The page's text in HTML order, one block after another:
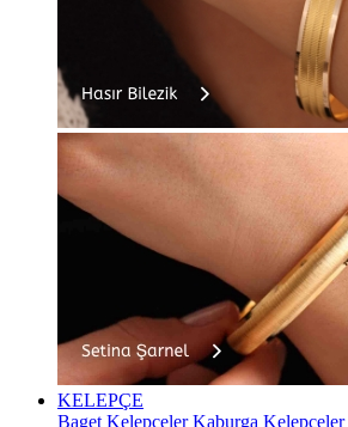
KELEPÇE
Baget KelepçelerKaburga Kelepçeler